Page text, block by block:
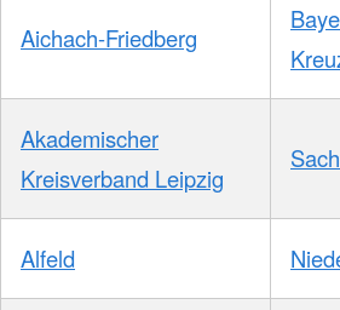
Aichach-Friedberg
Akademischer
Kreisverband Leipzig
Alfeld